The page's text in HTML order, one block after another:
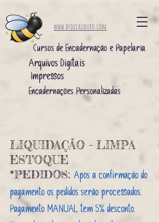
www.bydecauduro.com
Cursos de Encadernação e Papelaria
Arquivos Digitais ​
Impressos ​
Encadernações Personalizadas
LIQUIDAÇÃO - LIMPA
ESTOQUE
*PEDIDOS: Após a confirmação do
pagamento os pedidos serão processados.
Pagamento MANUAL tem 5% desconto.